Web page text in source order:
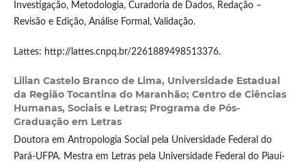
Investigação, Metodologia, Curadoria de Dados, Redação –
Revisão e Edição, Análise Formal, Validação.
Lattes: http://lattes.cnpq.br/2261889498513376.
Lilian Castelo Branco de Lima, Universidade Estadual
da Região Tocantina do Maranhão; Centro de Ciências
Humanas, Sociais e Letras; Programa de Pós-
Graduação em Letras
Doutora em Antropologia Social pela Universidade Federal do
Pará-UFPA. Mestra em Letras pela Universidade Federal do Piauí-